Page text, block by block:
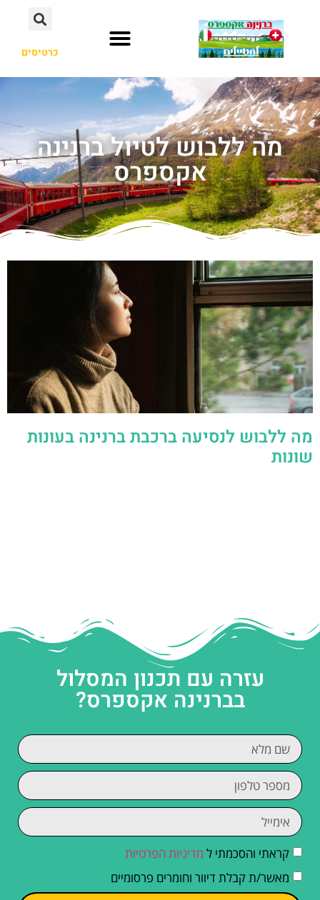
כרטיסים
מה ללבוש לטיול ברנינה
אקספרס
מה ללבוש לנסיעה ברכבת ברנינה בעונות
שונות
עזרה עם תכנון המסלול
בברנינה אקספרס?
קראתי והסכמתי ל מדיניות הפרטיות
מאשר/ת קבלת דיוור וחומרים פרסומיים